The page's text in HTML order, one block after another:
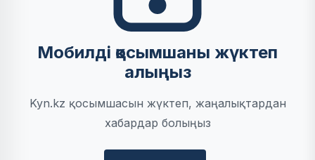
Мобилді қосымшаны жүктеп
алыңыз
Kyn.kz қосымшасын жүктеп, жаңалықтардан
хабардар болыңыз